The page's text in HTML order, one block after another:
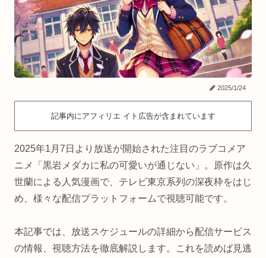
2025/1/24
記事内にアフィリエ イト広告が含まれています
2025年1月7日より放送が開始された注目のラブコメア
ニメ「黒岩メダカに私の可愛いが通じない」。原作は久
世蘭による人気漫画で、テレビ東京系列の深夜枠をはじ
め、様々な配信プラットフォームで視聴可能です。
本記事では、放送スケジュールの詳細から配信サービス
の情報、視聴方法を徹底解説します。これを読めば見逃